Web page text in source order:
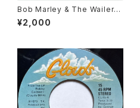
Bob Marley & The Wailers
/ I Shot The Sheriff
¥2,000